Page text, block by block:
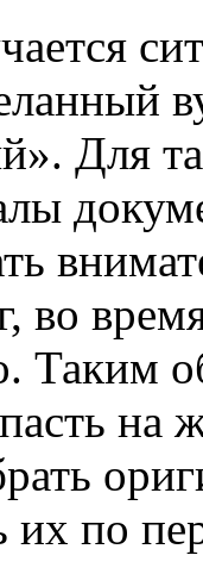
Для
во
Таким
на
их по